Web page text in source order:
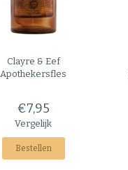
Clayre & Eef
Apothekersfles
€7,95
Vergelijk
Bestellen